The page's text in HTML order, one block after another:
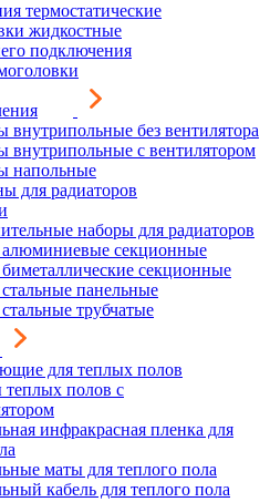
термостатические
жидкостные
подключения
внутрипольные без вентилятора
внутрипольные с вентилятором
напольные
для радиаторов
наборы для радиаторов
алюминиевые секционные
секционные
панельные
трубчатые
для теплых полов
полов с
инфракрасная пленка для
маты для теплого пола
кабель для теплого пола